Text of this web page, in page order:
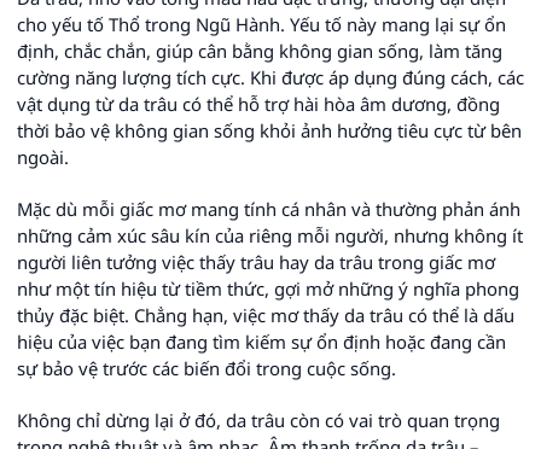
cho yếu tố Thổ trong Ngũ Hành. Yếu tố này mang lại sự ổn
định, chắc chắn, giúp cân bằng không gian sống, làm tăng
cường năng lượng tích cực. Khi được áp dụng đúng cách, các
vật dụng từ da trâu có thể hỗ trợ hài hòa âm dương, đồng
thời bảo vệ không gian sống khỏi ảnh hưởng tiêu cực từ bên
ngoài.
Mặc dù mỗi giấc mơ mang tính cá nhân và thường phản ánh
những cảm xúc sâu kín của riêng mỗi người, nhưng không ít
người liên tưởng việc thấy trâu hay da trâu trong giấc mơ
như một tín hiệu từ tiềm thức, gợi mở những ý nghĩa phong
thủy đặc biệt. Chẳng hạn, việc mơ thấy da trâu có thể là dấu
hiệu của việc bạn đang tìm kiếm sự ổn định hoặc đang cần
sự bảo vệ trước các biến đổi trong cuộc sống.
Không chỉ dừng lại ở đó, da trâu còn có vai trò quan trọng